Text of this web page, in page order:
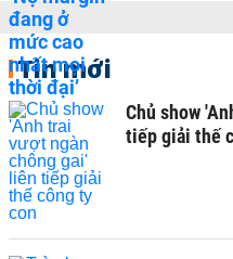
Tin mới
Chủ show
tiếp giải thế